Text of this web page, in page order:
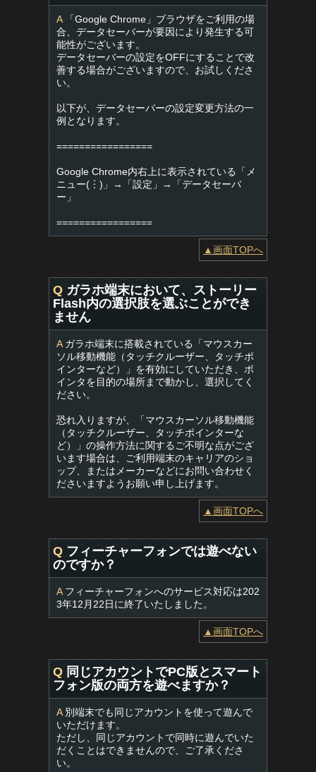
A「Google Chrome」ブラウザをご利用の場
合、データセーバーが要因により発生する可
能性がございます。
データセーバーの設定をOFFにすることで改
善する場合がございますので、お試しくださ
い。
以下が、データセーバーの設定変更方法の一
例となります。
=================
Google Chrome内右上に表示されている「メ
ニュー(︙)」→「設定」→「データセーバ
ー」
=================
▲画面TOPへ
Q ガラホ端末において、ストーリー
Flash内の選択肢を選ぶことができ
ません
Aガラホ端末に搭載されている「マウスカー
ソル移動機能（タッチクルーザー、タッチポ
インターなど）」を有効にしていただき、ポ
インタを目的の場所まで動かし、選択してく
ださい。
恐れ入りますが、「マウスカーソル移動機能
（タッチクルーザー、タッチポインターな
ど）」の操作方法に関するご不明な点がござ
います場合は、ご利用端末のキャリアのショ
ップ、またはメーカーなどにお問い合わせく
ださいますようお願い申し上げます。
▲画面TOPへ
Q フィーチャーフォンでは遊べない
のですか？
Aフィーチャーフォンへのサービス対応は202
3年12月22日に終了いたしました。
▲画面TOPへ
Q 同じアカウントでPC版とスマート
フォン版の両方を遊べますか？
A別端末でも同じアカウントを使って遊んで
いただけます。
ただし、同じアカウントで同時に遊んでいた
だくことはできませんので、ご了承くださ
い。